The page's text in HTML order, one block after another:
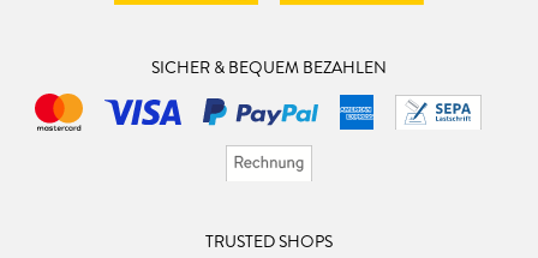
SICHER & BEQUEM BEZAHLEN
TRUSTED SHOPS